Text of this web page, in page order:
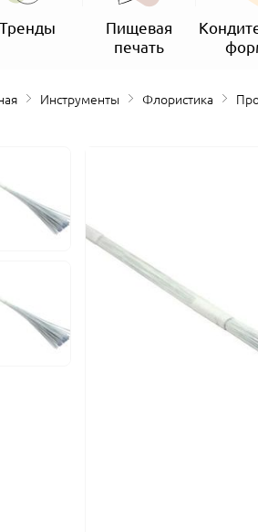
Тренды
Пищевая
печать
Инструменты Флористика